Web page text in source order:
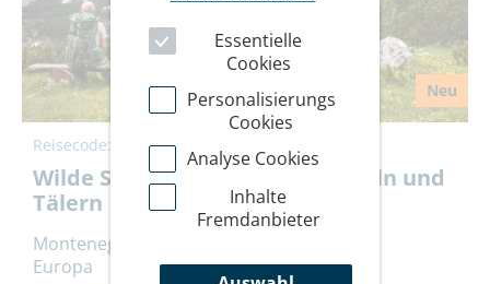
Neu
Reisecode: BANAT
Wilde Schönheit zwischen Gipfeln und
Tälern
Montenegro, Bosnien und Herzegowina
Europa
Essentielle
Cookies
Personalisierungs
Cookies
Analyse Cookies
Inhalte
Fremdanbieter